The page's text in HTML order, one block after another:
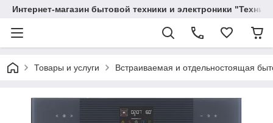
Интернет-магазин бытовой техники и электроники
Товары и услуги Вcтраиваемая и отдельностоящая